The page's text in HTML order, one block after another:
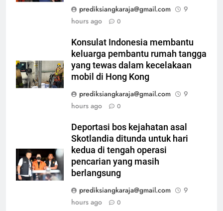
prediksiangkaraja@gmail.com
9
hours ago
0
Konsulat Indonesia membantu
keluarga pembantu rumah tangga
yang tewas dalam kecelakaan
mobil di Hong Kong
prediksiangkaraja@gmail.com
9
hours ago
0
Deportasi bos kejahatan asal
Skotlandia ditunda untuk hari
kedua di tengah operasi
pencarian yang masih
berlangsung
prediksiangkaraja@gmail.com
9
hours ago
0